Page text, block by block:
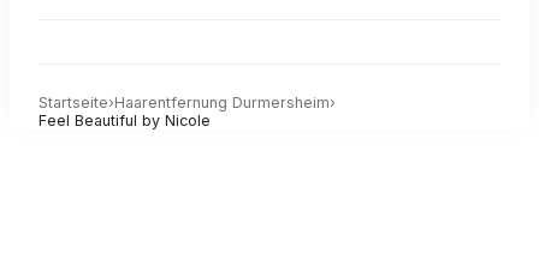
Startseite›Haarentfernung Durmersheim›
Feel Beautiful by Nicole